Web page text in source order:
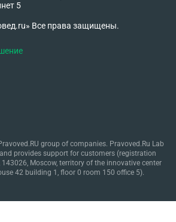
5
Все права защищены.
group of companies. Pravoved.Ru Lab
provides support for customers (registration
Moscow, territory of the innovative center
42 building 1, floor 0 room 150 office 5).